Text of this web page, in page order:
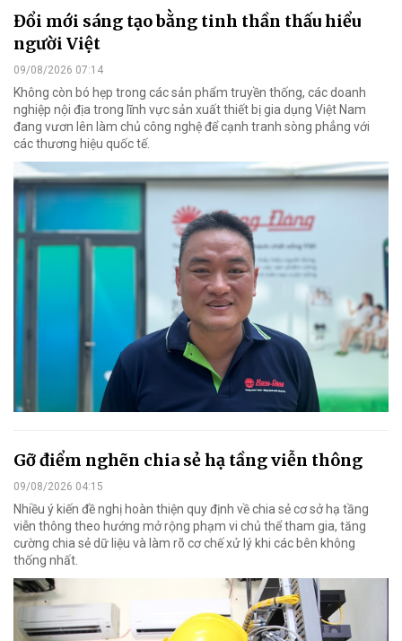
Đổi mới sáng tạo bằng tinh thần thấu hiểu
người Việt
09/08/2026 07:14
Không còn bó hẹp trong các sản phẩm truyền thống, các doanh
nghiệp nội địa trong lĩnh vực sản xuất thiết bị gia dụng Việt Nam
đang vươn lên làm chủ công nghệ để cạnh tranh sòng phẳng với
các thương hiệu quốc tế.
Gỡ điểm nghẽn chia sẻ hạ tầng viễn thông
09/08/2026 04:15
Nhiều ý kiến đề nghị hoàn thiện quy định về chia sẻ cơ sở hạ tầng
viễn thông theo hướng mở rộng phạm vi chủ thể tham gia, tăng
cường chia sẻ dữ liệu và làm rõ cơ chế xử lý khi các bên không
thống nhất.